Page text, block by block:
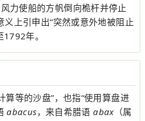
力使船的方帆倒向桅杆并停止
上引申出“突然或意外地被阻止
年。
算等的沙盘”，也指“使用算盘进
abacus，来自希腊语abax（属